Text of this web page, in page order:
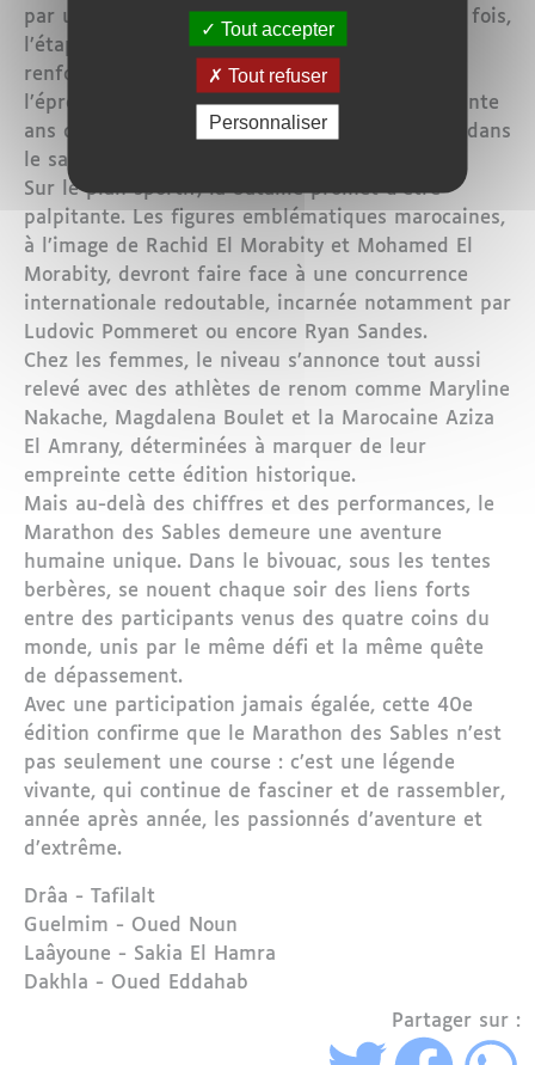
par une innovation de taille : pour la première fois,
l’étape longue atteindra les 100 kilomètres,
renforçant encore la dimension extrême de
l’épreuve. Un symbole fort pour célébrer quarante
ans d’exploits et d’histoires humaines gravées dans
le sable.
Sur le plan sportif, la bataille promet d’être
palpitante. Les figures emblématiques marocaines,
à l’image de Rachid El Morabity et Mohamed El
Morabity, devront faire face à une concurrence
internationale redoutable, incarnée notamment par
Ludovic Pommeret ou encore Ryan Sandes.
Chez les femmes, le niveau s’annonce tout aussi
relevé avec des athlètes de renom comme Maryline
Nakache, Magdalena Boulet et la Marocaine Aziza
El Amrany, déterminées à marquer de leur
empreinte cette édition historique.
Mais au-delà des chiffres et des performances, le
Marathon des Sables demeure une aventure
humaine unique. Dans le bivouac, sous les tentes
berbères, se nouent chaque soir des liens forts
entre des participants venus des quatre coins du
monde, unis par le même défi et la même quête
de dépassement.
Avec une participation jamais égalée, cette 40e
édition confirme que le Marathon des Sables n’est
pas seulement une course : c’est une légende
vivante, qui continue de fasciner et de rassembler,
année après année, les passionnés d’aventure et
d’extrême.
Région
Drâa - Tafilalt
Guelmim - Oued Noun
Laâyoune - Sakia El Hamra
Dakhla - Oued Eddahab
Partager sur :
Tout accepter
Tout refuser
Personnaliser